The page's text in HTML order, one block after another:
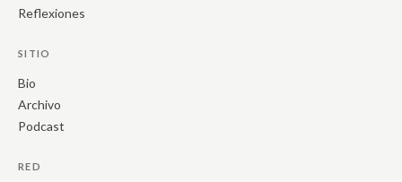
Reflexiones
SITIO
Bio
Archivo
Podcast
RED